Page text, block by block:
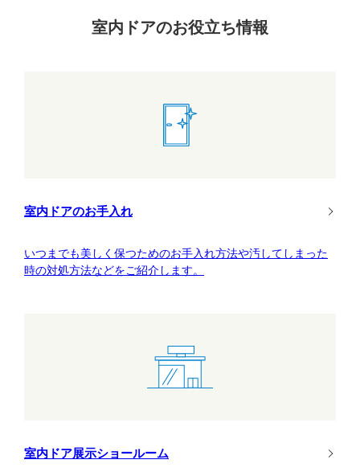
室内ドアのお役立ち情報
室内ドアのお手入れ
いつまでも美しく保つためのお手入れ方法や汚してしまった
時の対処方法などをご紹介します。
室内ドア展示ショールーム